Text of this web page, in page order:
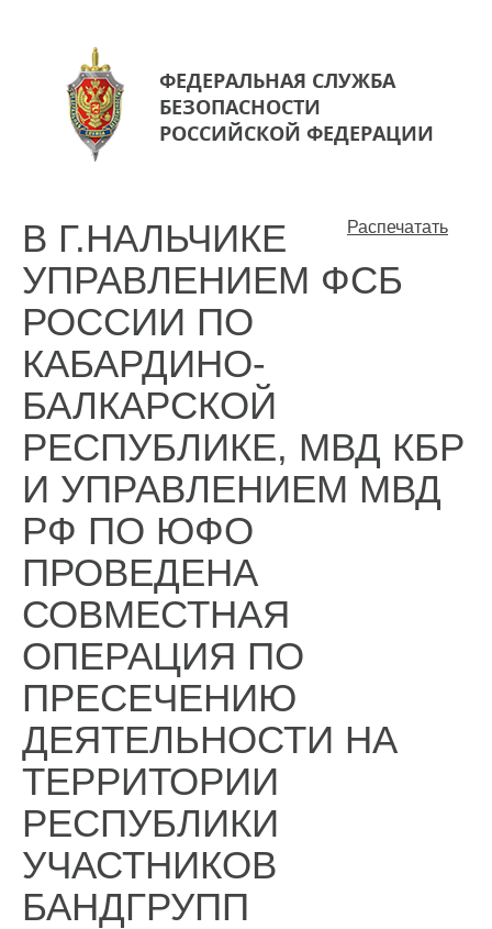
ФЕДЕРАЛЬНАЯ СЛУЖБА
БЕЗОПАСНОСТИ
РОССИЙСКОЙ ФЕДЕРАЦИИ
Распечатать
В Г.НАЛЬЧИКЕ
УПРАВЛЕНИЕМ ФСБ
РОССИИ ПО
КАБАРДИНО-
БАЛКАРСКОЙ
РЕСПУБЛИКЕ, МВД КБР
И УПРАВЛЕНИЕМ МВД
РФ ПО ЮФО
ПРОВЕДЕНА
СОВМЕСТНАЯ
ОПЕРАЦИЯ ПО
ПРЕСЕЧЕНИЮ
ДЕЯТЕЛЬНОСТИ НА
ТЕРРИТОРИИ
РЕСПУБЛИКИ
УЧАСТНИКОВ
БАНДГРУПП